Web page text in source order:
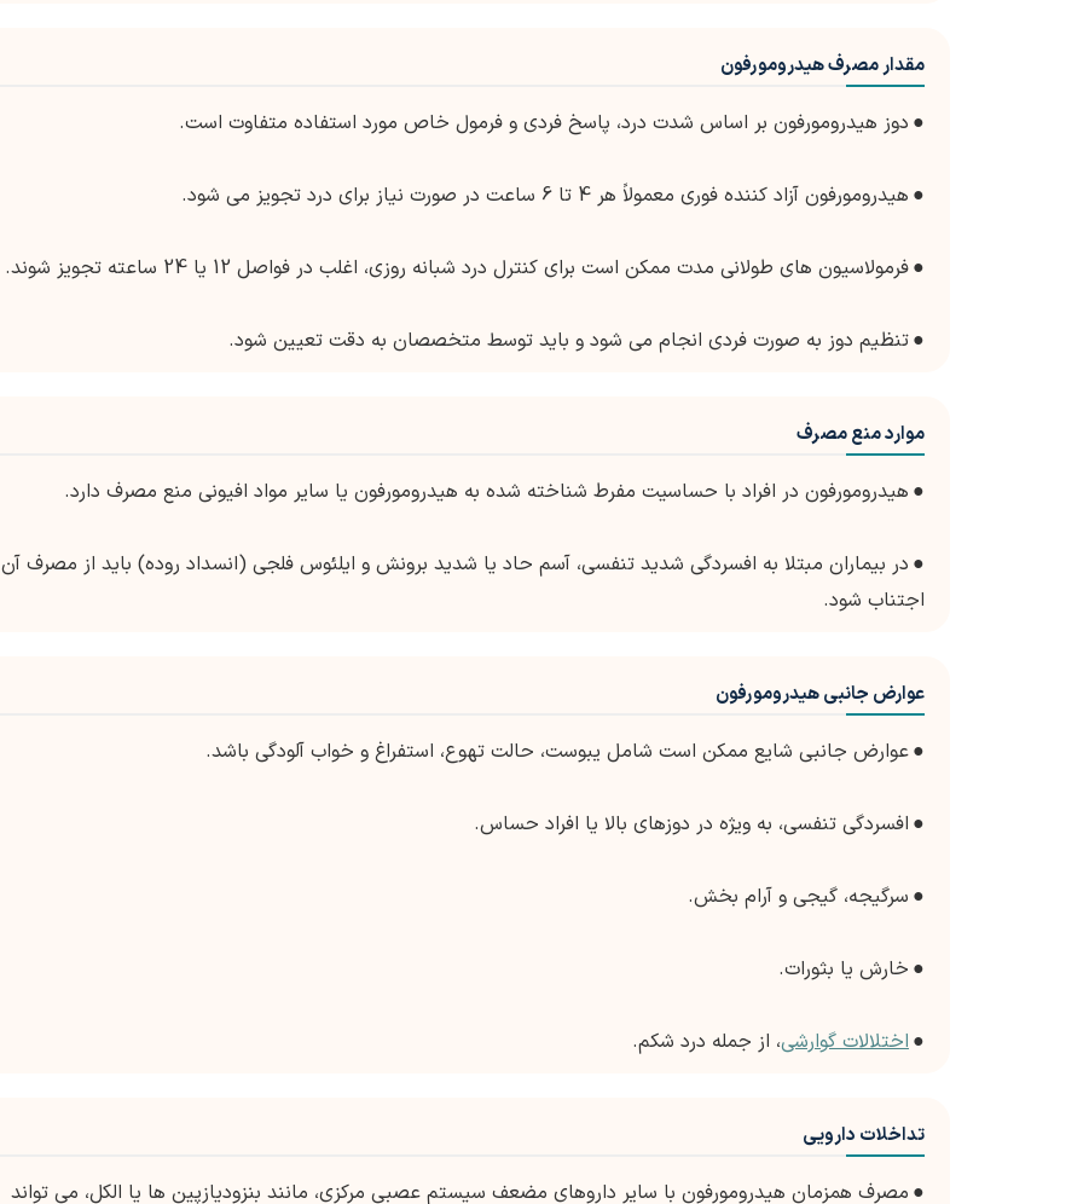
مقدار مصرف هیدرومورفون
● دوز هیدرومورفون بر اساس شدت درد، پاسخ فردی و فرمول خاص مورد استفاده متفاوت است.
● هیدرومورفون آزاد کننده فوری معمولاً هر 4 تا 6 ساعت در صورت نیاز برای درد تجویز می شود.
●فرمولاسیون های طولانی مدت ممکن است برای کنترل درد شبانه روزی، اغلب در فواصل 12 یا 24 ساعته تجویز شوند.
●تنظیم دوز به صورت فردی انجام می شود و باید توسط متخصصان به دقت تعیین شود.
موارد منع مصرف
● هیدرومورفون در افراد با حساسیت مفرط شناخته شده به هیدرومورفون یا سایر مواد افیونی منع مصرف دارد.
● در بیماران مبتلا به افسردگی شدید تنفسی، آسم حاد یا شدید برونش و ایلئوس فلجی (انسداد روده) باید از مصرف آن
اجتناب شود.
عوارض جانبی هیدرومورفون
●عوارض جانبی شایع ممکن است شامل یبوست، حالت تهوع، استفراغ و خواب آلودگی باشد.
● افسردگی تنفسی، به ویژه در دوزهای بالا یا افراد حساس.
● سرگیجه، گیجی و آرام بخش.
● خارش یا بثورات.
●اختلالات گوارشی، از جمله درد شکم.
تداخلات دارویی
● مصرف همزمان هیدرومورفون با سایر داروهای مضعف سیستم عصبی مرکزی، مانند بنزودیازپین ها یا الکل، می تواند